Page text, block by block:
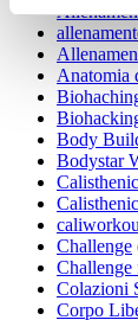
Anatomia
Body
Bodystar
Challenge
Challenge
Colazioni
Corpo